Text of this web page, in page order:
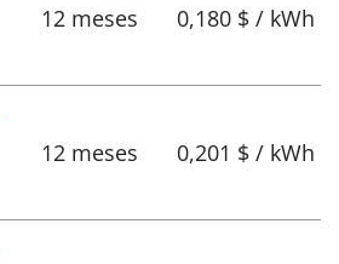
12 meses 0,180 $ / kWh
12 meses 0,201 $ / kWh